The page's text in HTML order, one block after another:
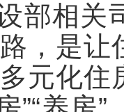
部相关
，是让
元化住